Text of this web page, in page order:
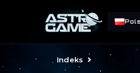
Indeks